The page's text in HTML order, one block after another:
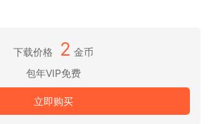
下载价格 2 金币
包年VIP免费
立即购买